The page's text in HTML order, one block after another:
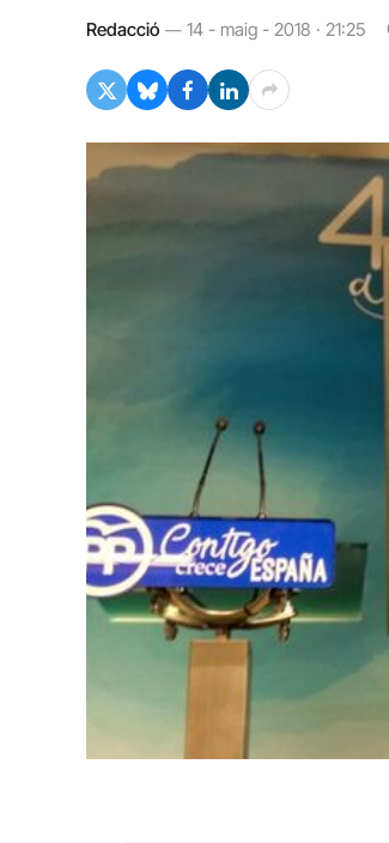
Redacció 14 - maig - 2018 · 21:25